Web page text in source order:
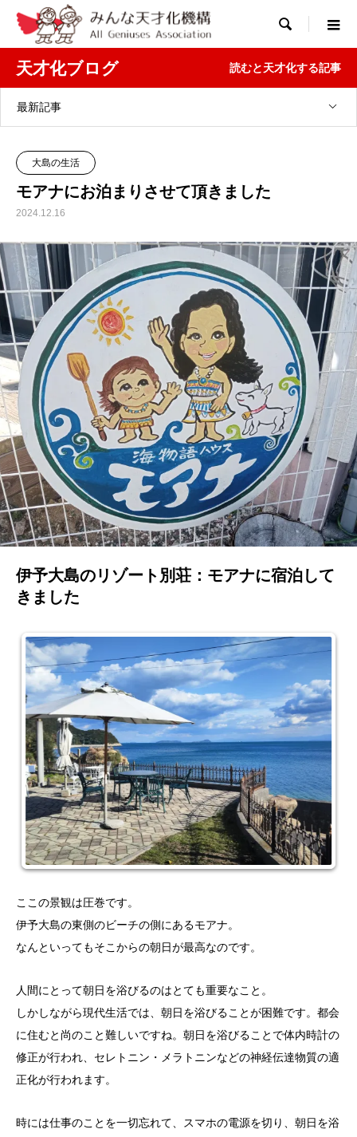

天才化ブログ 読むと天才化する記事
最新記事
大島の生活
モアナにお泊まりさせて頂きました
2024.12.16
伊予大島のリゾート別荘：モアナに宿泊して
きました
ここの景観は圧巻です。
伊予大島の東側のビーチの側にあるモアナ。
なんといってもそこからの朝日が最高なのです。
人間にとって朝日を浴びるのはとても重要なこと。
しかしながら現代生活では、朝日を浴びることが困難です。都会
に住むと尚のこと難しいですね。朝日を浴びることで体内時計の
修正が行われ、セレトニン・メラトニンなどの神経伝達物質の適
正化が行われます。
時には仕事のことを一切忘れて、スマホの電源を切り、朝日を浴